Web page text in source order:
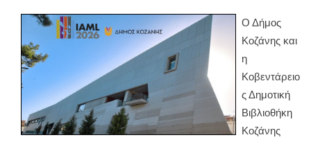
Ο Δήμος
Κοζάνης και
η
Κοβεντάρειο
ς Δημοτική
Βιβλιοθήκη
Κοζάνης